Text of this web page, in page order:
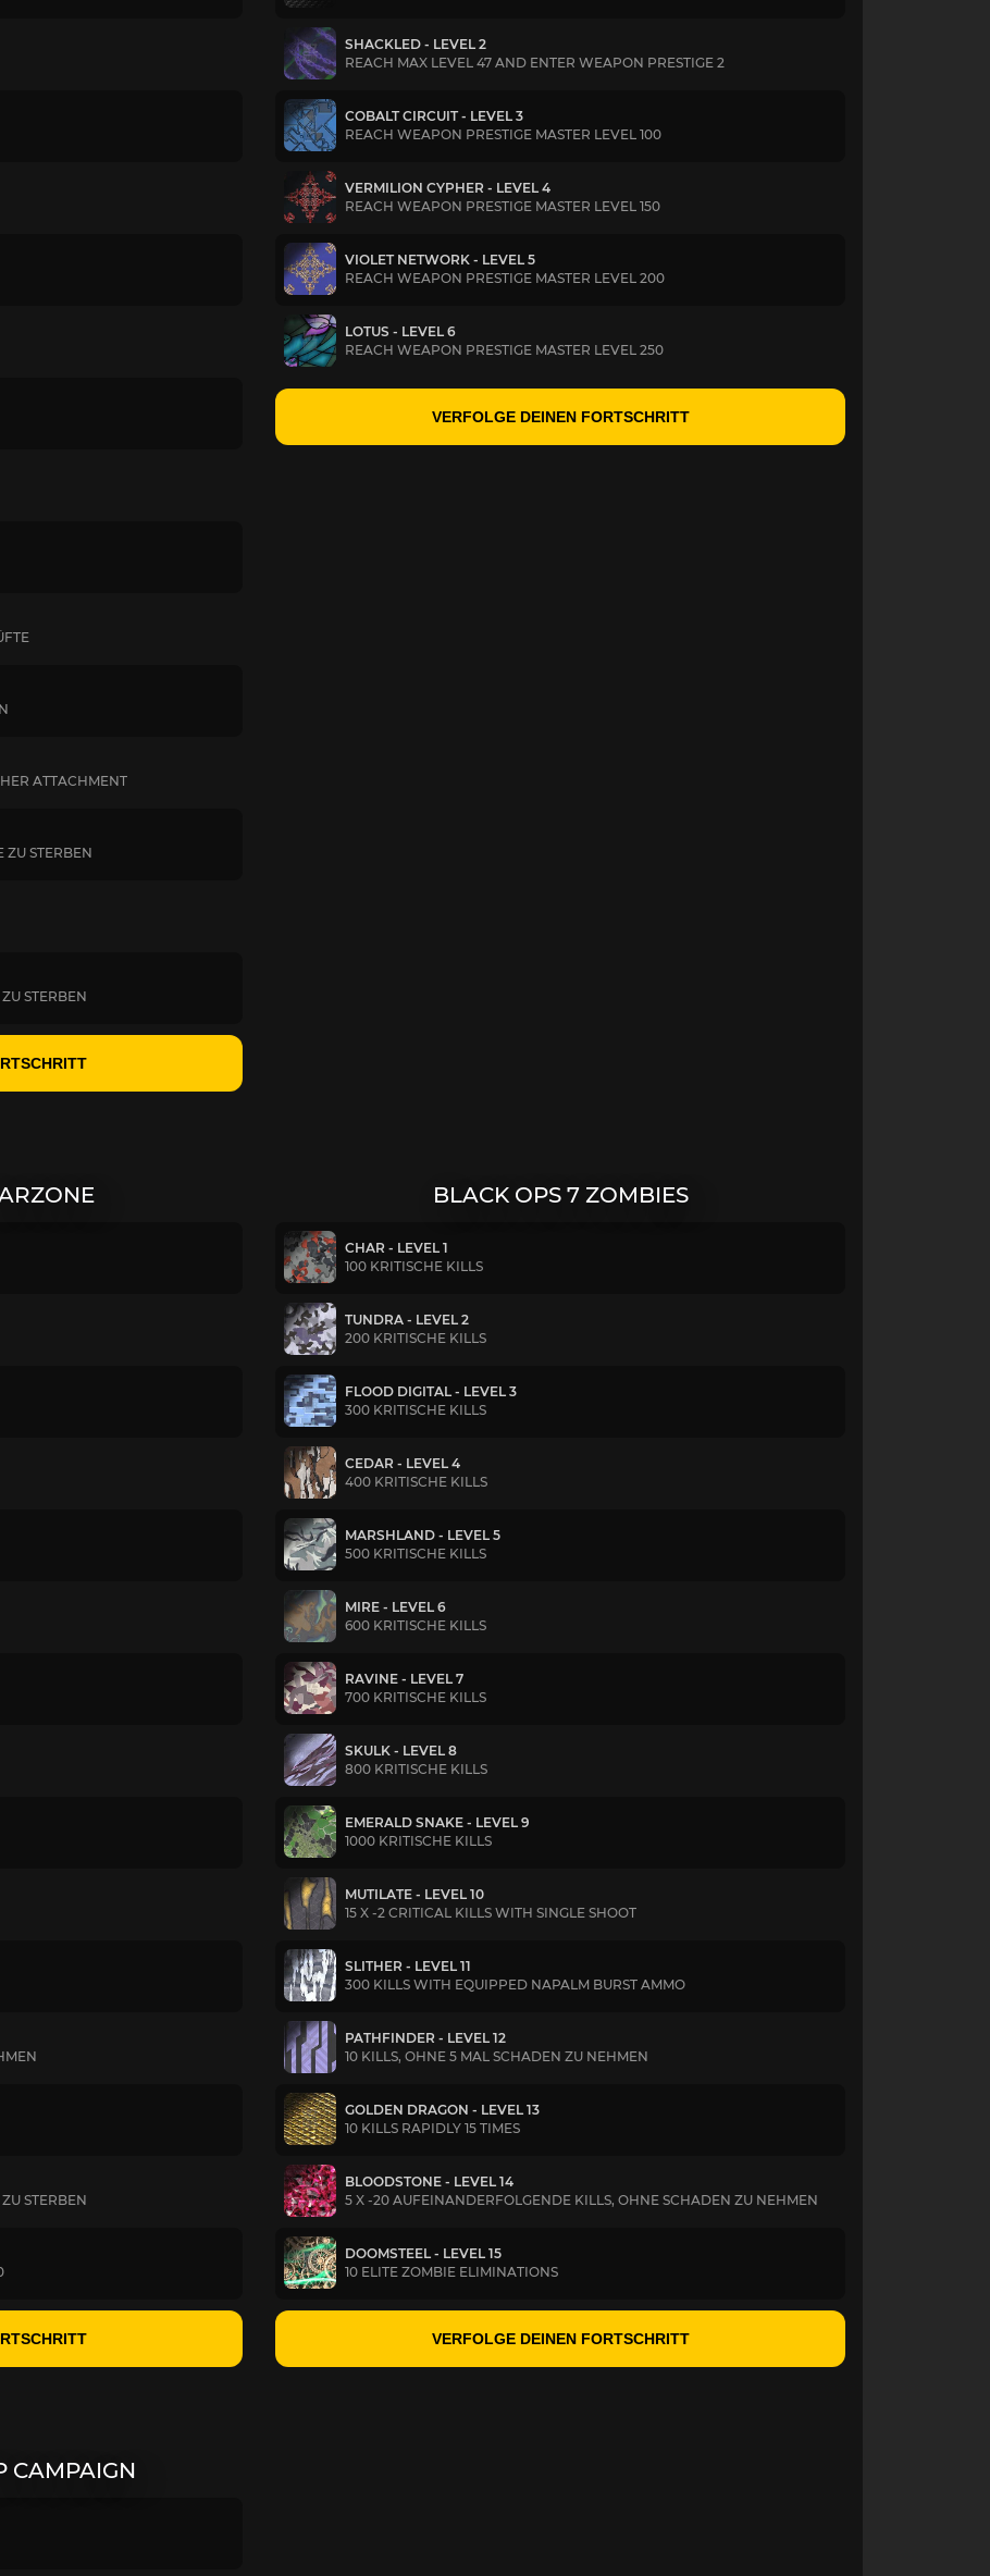
ATTACHMENT
ZU STERBEN
STERBEN
SHACKLED - LEVEL 2
REACH MAX LEVEL 47 AND ENTER WEAPON PRESTIGE 2
COBALT CIRCUIT - LEVEL 3
REACH WEAPON PRESTIGE MASTER LEVEL 100
VERMILION CYPHER - LEVEL 4
REACH WEAPON PRESTIGE MASTER LEVEL 150
VIOLET NETWORK - LEVEL 5
REACH WEAPON PRESTIGE MASTER LEVEL 200
LOTUS - LEVEL 6
REACH WEAPON PRESTIGE MASTER LEVEL 250
VERFOLGE DEINEN FORTSCHRITT
STERBEN
BLACK OPS 7 ZOMBIES
CHAR - LEVEL 1
100 KRITISCHE KILLS
TUNDRA - LEVEL 2
200 KRITISCHE KILLS
FLOOD DIGITAL - LEVEL 3
300 KRITISCHE KILLS
CEDAR - LEVEL 4
400 KRITISCHE KILLS
MARSHLAND - LEVEL 5
500 KRITISCHE KILLS
MIRE - LEVEL 6
600 KRITISCHE KILLS
RAVINE - LEVEL 7
700 KRITISCHE KILLS
SKULK - LEVEL 8
800 KRITISCHE KILLS
EMERALD SNAKE - LEVEL 9
1000 KRITISCHE KILLS
MUTILATE - LEVEL 10
15 X -2 CRITICAL KILLS WITH SINGLE SHOOT
SLITHER - LEVEL 11
300 KILLS WITH EQUIPPED NAPALM BURST AMMO
PATHFINDER - LEVEL 12
10 KILLS, OHNE 5 MAL SCHADEN ZU NEHMEN
GOLDEN DRAGON - LEVEL 13
10 KILLS RAPIDLY 15 TIMES
BLOODSTONE - LEVEL 14
5 X -20 AUFEINANDERFOLGENDE KILLS, OHNE SCHADEN ZU NEHMEN
DOOMSTEEL - LEVEL 15
10 ELITE ZOMBIE ELIMINATIONS
VERFOLGE DEINEN FORTSCHRITT
CAMPAIGN